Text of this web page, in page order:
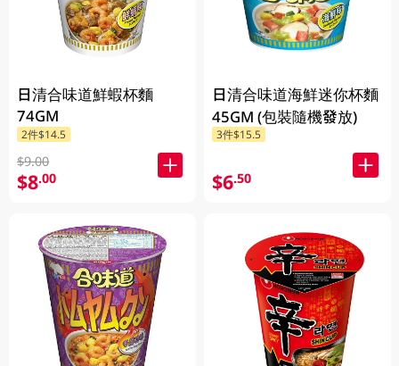
日清合味道鮮蝦杯麵
74GM
2件$14.5
$9.00
$8.00
日清合味道海鮮迷你杯麵
45GM (包裝隨機發放)
3件$15.5
$6.50